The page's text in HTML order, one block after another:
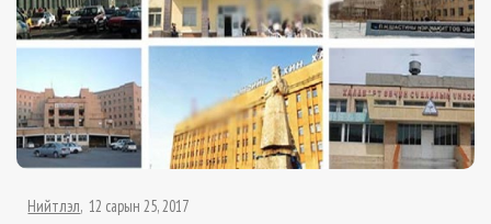
Нийтлэл 12 сарын 25, 2017